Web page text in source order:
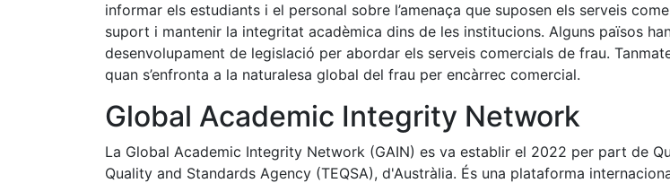
informar els estudiants i el personal sobre l’amenaça que suposen els serveis
suport i mantenir la integritat acadèmica dins de les institucions. Alguns països
desenvolupament de legislació per abordar els serveis comercials de frau.
quan s’enfronta a la naturalesa global del frau per encàrrec comercial.
Global Academic Integrity Network
La Global Academic Integrity Network (GAIN) es va establir el 2022 per part de
Quality and Standards Agency (TEQSA), d'Austràlia. És una plataforma